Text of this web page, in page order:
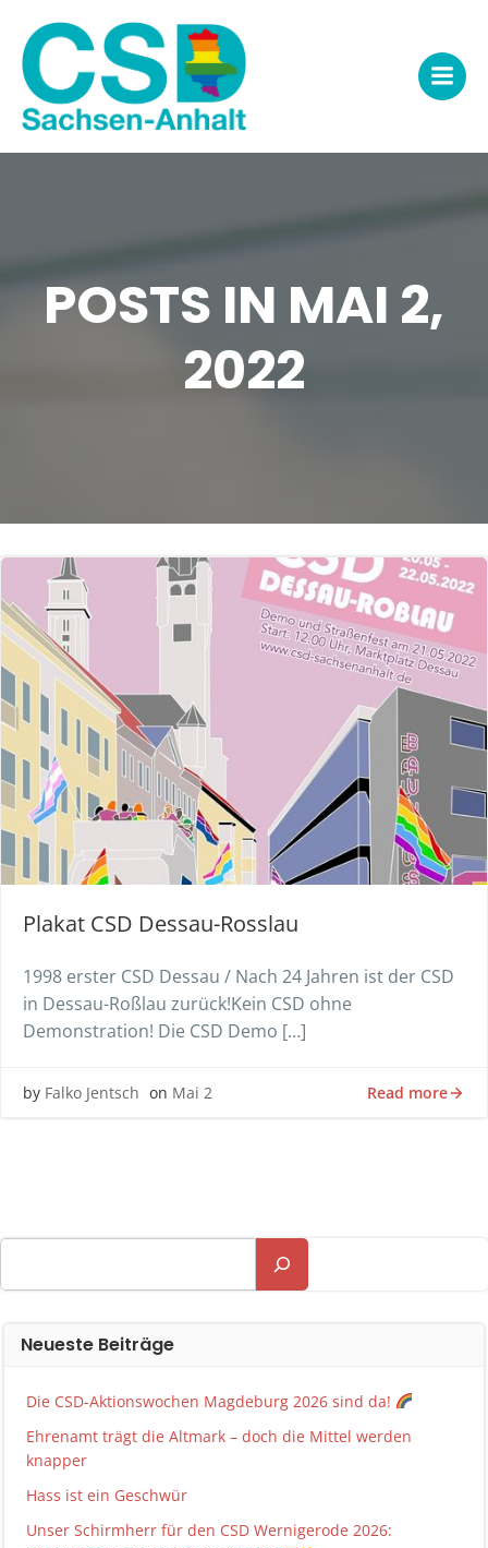
springen
POSTS IN MAI 2,
2022
Plakat CSD Dessau-Rosslau
1998 erster CSD Dessau / Nach 24 Jahren ist der CSD
in Dessau-Roßlau zurück!Kein CSD ohne
Demonstration! Die CSD Demo […]
by Falko Jentsch on Mai 2 Read more
Suchen
Neueste Beiträge
Die CSD-Aktionswochen Magdeburg 2026 sind da!
Ehrenamt trägt die Altmark – doch die Mittel werden
knapper
Hass ist ein Geschwür
Unser Schirmherr für den CSD Wernigerode 2026: